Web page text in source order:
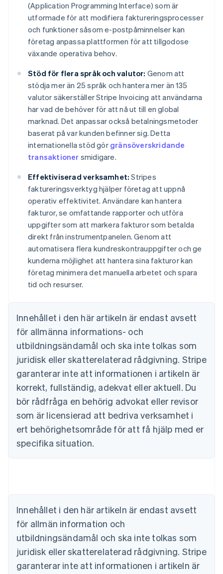
(Application Programming Interface) som är
utformade för att modifiera faktureringsprocesser
och funktioner såsom e-postpåminnelser kan
företag anpassa plattformen för att tillgodose
växande operativa behov.
Stöd för flera språk och valutor: Genom att
stödja mer än 25 språk och hantera mer än 135
valutor säkerställer Stripe Invoicing att användarna
har vad de behöver för att nå ut till en global
marknad. Det anpassar också betalningsmetoder
baserat på var kunden befinner sig. Detta
internationella stöd gör gränsöverskridande
transaktioner smidigare.
Effektiviserad verksamhet: Stripes
faktureringsverktyg hjälper företag att uppnå
operativ effektivitet. Användare kan hantera
fakturor, se omfattande rapporter och utföra
uppgifter som att markera fakturor som betalda
direkt från instrumentpanelen. Genom att
automatisera flera kundreskontrauppgifter och ge
kunderna möjlighet att hantera sina fakturor kan
företag minimera det manuella arbetet och spara
tid och resurser.
Innehållet i den här artikeln är endast avsett
för allmänna informations- och
utbildningsändamål och ska inte tolkas som
juridisk eller skatterelaterad rådgivning. Stripe
garanterar inte att informationen i artikeln är
korrekt, fullständig, adekvat eller aktuell. Du
bör rådfråga en behörig advokat eller revisor
som är licensierad att bedriva verksamhet i
ert behörighetsområde för att få hjälp med er
specifika situation.
Innehållet i den här artikeln är endast avsett
för allmän information och
utbildningsändamål och ska inte tolkas som
juridisk eller skatterelaterad rådgivning. Stripe
garanterar inte att informationen i artikeln är
Australien
Brasilien
PortuguêsEnglish
Bulgarien
English
Cypern
Danmark
English